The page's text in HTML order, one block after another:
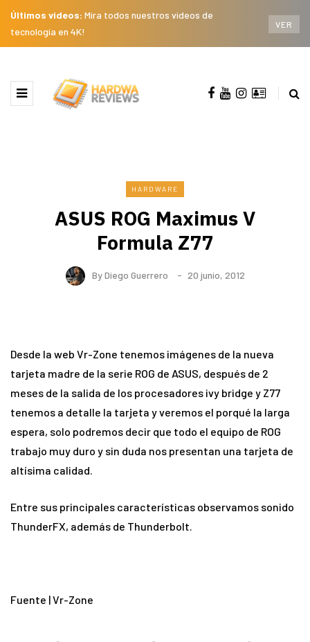
Últimos videos: Mira todos nuestros videos de
tecnología en 4K!
VER
HARDWARE
ASUS ROG Maximus V
Formula Z77
ByDiego Guerrero 20 junio, 2012
Desde la web Vr-Zone tenemos imágenes de la nueva
tarjeta madre de la serie ROG de ASUS, después de 2
meses de la salida de los procesadores ivy bridge y Z77
tenemos a detalle la tarjeta y veremos el porqué la larga
espera, solo podremos decir que todo el equipo de ROG
trabajo muy duro y sin duda nos presentan una tarjeta de
altísima calidad.
Entre sus principales características observamos sonido
ThunderFX, además de Thunderbolt.
Fuente | Vr-Zone